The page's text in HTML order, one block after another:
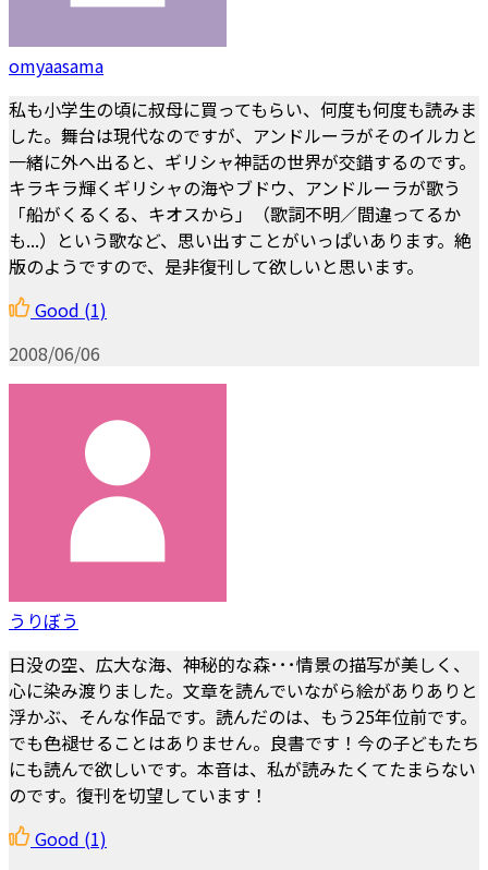
omyaasama
私も小学生の頃に叔母に買ってもらい、何度も何度も読みま
した。舞台は現代なのですが、アンドルーラがそのイルカと
一緒に外へ出ると、ギリシャ神話の世界が交錯するのです。
キラキラ輝くギリシャの海やブドウ、アンドルーラが歌う
「船がくるくる、キオスから」（歌詞不明／間違ってるか
も...）という歌など、思い出すことがいっぱいあります。絶
版のようですので、是非復刊して欲しいと思います。
Good (1)
2008/06/06
うりぼう
日没の空、広大な海、神秘的な森･･･情景の描写が美しく、
心に染み渡りました。文章を読んでいながら絵がありありと
浮かぶ、そんな作品です。読んだのは、もう25年位前です。
でも色褪せることはありません。良書です！今の子どもたち
にも読んで欲しいです。本音は、私が読みたくてたまらない
のです。復刊を切望しています！
Good (1)